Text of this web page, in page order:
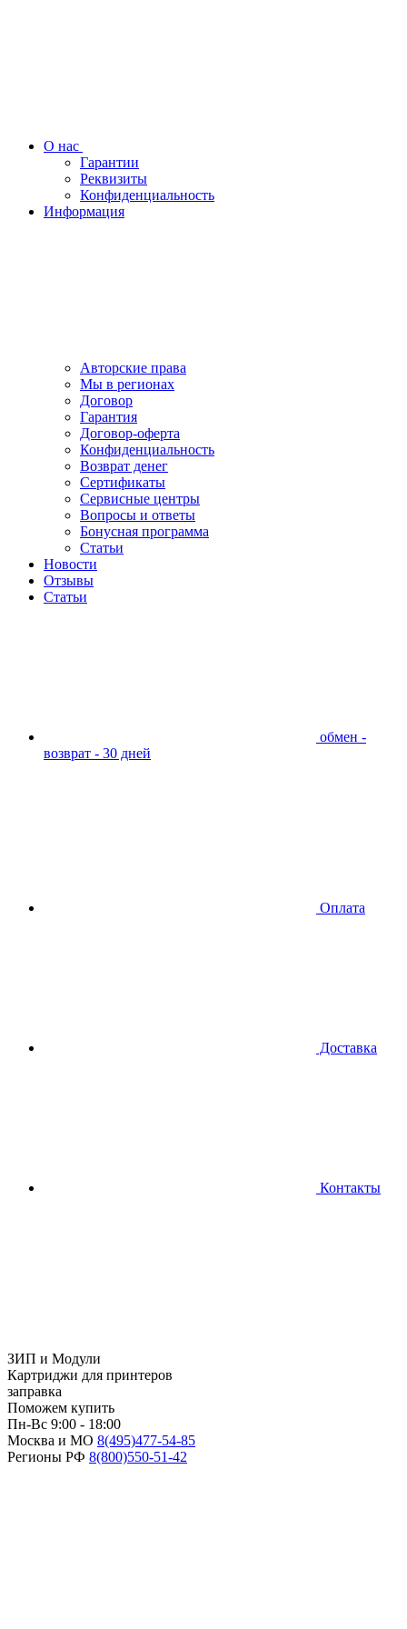
О нас
Гарантии
Реквизиты
Конфиденциальность
Информация
Авторские права
Мы в регионах
Договор
Гарантия
Договор-оферта
Конфиденциальность
Возврат денег
Сертификаты
Сервисные центры
Вопросы и ответы
Бонусная программа
Статьи
Новости
Отзывы
Статьи
обмен -
возврат - 30 дней
Оплата
Доставка
Контакты
ЗИП и Модули
Картриджи для принтеров
заправка
Поможем купить
Пн-Вс 9:00 - 18:00
Москва и МО 8(495)477-54-85
Регионы РФ 8(800)550-51-42